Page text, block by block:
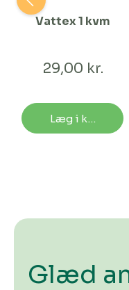
Vattex 1 kvm
29,00 kr.
Læg i kurv
Glæd